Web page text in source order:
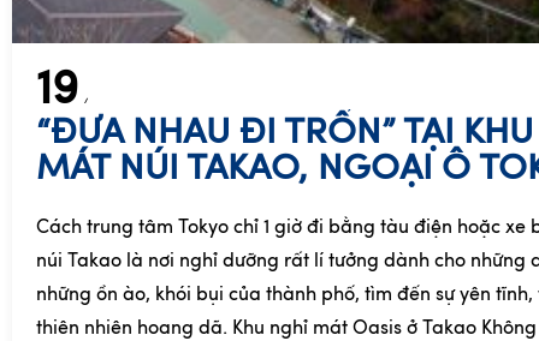
19
“ĐƯA NHAU ĐI TRỐN” TẠI
MÁT NÚI TAKAO, NGOẠI Ô
Cách trung tâm Tokyo chỉ 1 giờ đi bằng tàu điện hoặc xe
núi Takao là nơi nghỉ dưỡng rất lí tưởng dành cho những
những ồn ào, khói bụi của thành phố, tìm đến sự yên
thiên nhiên hoang dã. Khu nghỉ mát Oasis ở Takao